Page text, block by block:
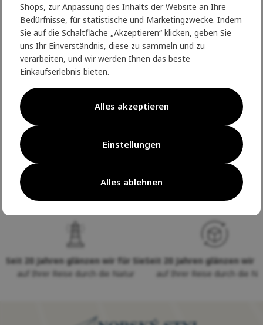
70%Wolle (Merino), 30% Lyocell (Tencel)
Gewicht:180 g/m², Faser: 18,5 Mikron
Gewicht:
130 g (Größe S)
Parametry
Výrobce
Recenze
Seit 20 Jahren glänzen wir für Sie
auf Ihrer Reise durch die Natur
Seit 20 Jahren glänzen wir
auf Ihrer Reise durch die
Shops, zur Anpassung des Inhalts der Website an Ihre
Bedürfnisse, für statistische und Marketingzwecke. Indem
Sie auf die Schaltfläche „Akzeptieren“ klicken, geben Sie
uns Ihr Einverständnis, diese zu sammeln und zu
verarbeiten, und wir werden Ihnen das beste
Einkaufserlebnis bieten.
Alles ablehnen
Einstellungen
Alles akzeptieren